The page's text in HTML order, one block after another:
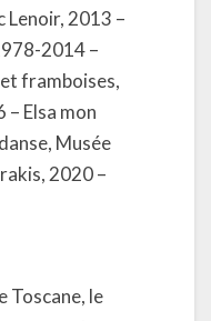
Lenoir, 2013 –
2014 –
framboises,
– Elsa mon
Musée
2020 –
Toscane, le